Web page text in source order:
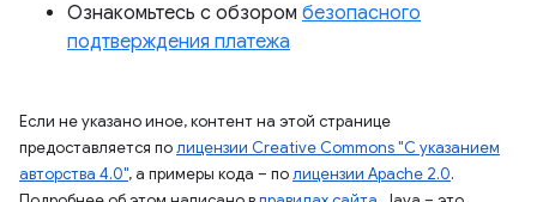
Ознакомьтесь с обзором безопасного
подтверждения платежа
Если не указано иное, контент на этой странице
предоставляется полицензии Creative Commons "С указанием
авторства 4.0", а примеры кода – полицензии Apache 2.0.